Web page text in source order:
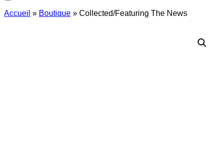
Accueil » Boutique » Collected/Featuring The News